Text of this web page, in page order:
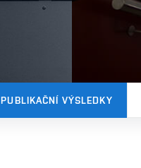
PUBLIKAČNÍ VÝSLEDKY